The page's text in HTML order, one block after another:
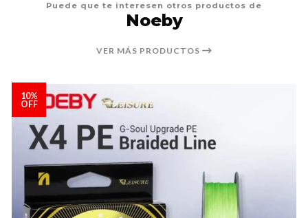
Puede que te interesen otros productos de
Noeby
VER MÁS PRODUCTOS
10%
OFF